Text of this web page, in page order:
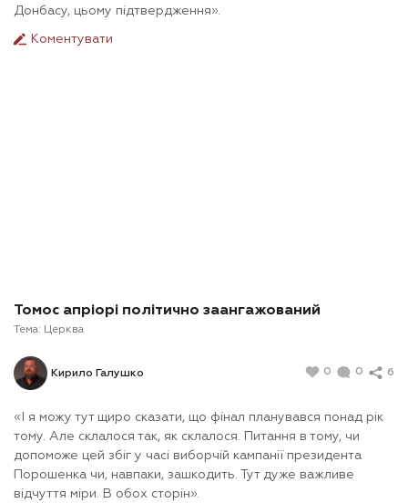
Донбасу, цьому підтвердження».
Коментувати
Томос апріорі політично заангажований
Тема: Церква
Кирило Галушко 0 0 6
«І я можу тут щиро сказати, що фінал планувався понад рік
тому. Але склалося так, як склалося. Питання в тому, чи
допоможе цей збіг у часі виборчій кампанії президента
Порошенка чи, навпаки, зашкодить. Тут дуже важливе
відчуття міри. В обох сторін».